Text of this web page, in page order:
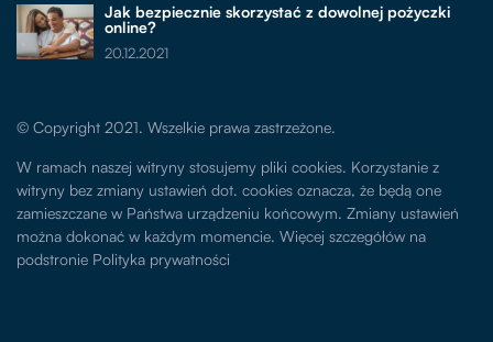
Jak bezpiecznie skorzystać z dowolnej pożyczki
online?
20.12.2021
© Copyright 2021. Wszelkie prawa zastrzeżone.
W ramach naszej witryny stosujemy pliki cookies. Korzystanie z
witryny bez zmiany ustawień dot. cookies oznacza, że będą one
zamieszczane w Państwa urządzeniu końcowym. Zmiany ustawień
można dokonać w każdym momencie. Więcej szczegółów na
podstronie Polityka prywatności